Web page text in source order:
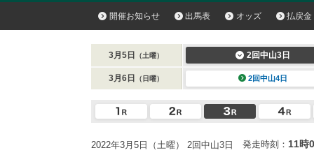
開催お知らせ 出馬表 オッズ 払戻金
3月5日 （土曜） 2回中山3日
3月6日 （日曜） 2回中山4日
2022年3月5日（土曜） 2回中山3日 発走時刻： 11時